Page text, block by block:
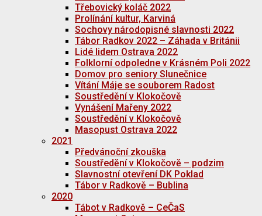
Třebovický koláč 2022
Prolínání kultur, Karviná
Sochovy národopisné slavnosti 2022
Tábor Radkov 2022 – Záhada v Británii
Lidé lidem Ostrava 2022
Folklorní odpoledne v Krásném Poli 2022
Domov pro seniory Slunečnice
Vítání Máje se souborem Radost
Soustředění v Klokočově
Vynášení Mařeny 2022
Soustředění v Klokočově
Masopust Ostrava 2022
2021
Předvánoční zkouška
Soustředění v Klokočově – podzim
Slavnostní otevření DK Poklad
Tábor v Radkově – Bublina
2020
Tábot v Radkově – CeČaS